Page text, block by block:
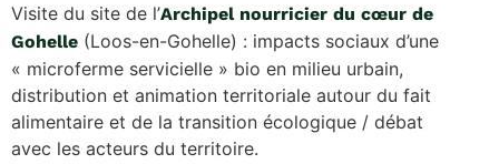
Visite du site de l’Archipel nourricier du cœur de
Gohelle (Loos-en-Gohelle) : impacts sociaux d’une
« microferme servicielle » bio en milieu urbain,
distribution et animation territoriale autour du fait
alimentaire et de la transition écologique / débat
avec les acteurs du territoire.